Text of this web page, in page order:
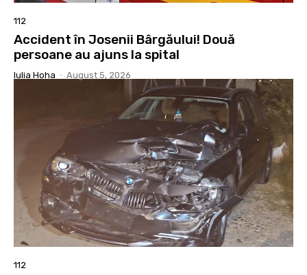
112
Accident în Josenii Bârgăului! Două
persoane au ajuns la spital
Iulia Hoha - August 5, 2026
112